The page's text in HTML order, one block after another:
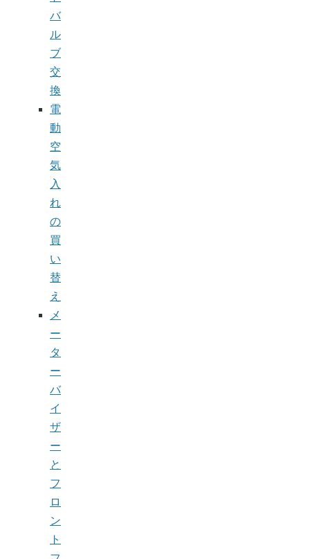
バ
ル
ブ
交
換
電
動
空
気
入
れ
の
買
い
替
え
メ
ー
タ
ー
バ
イ
ザ
ー
と
フ
ロ
ン
ト